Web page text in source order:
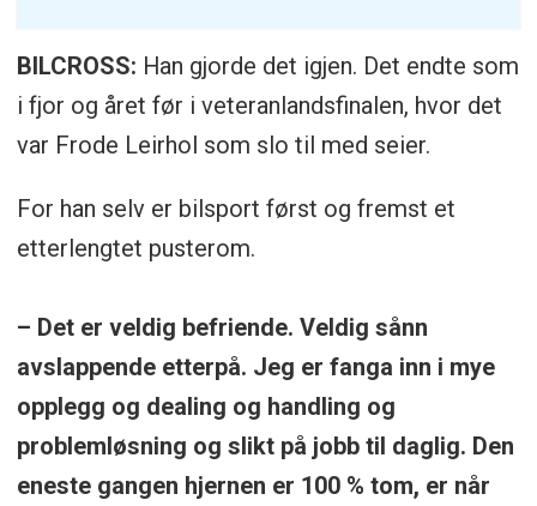
BILCROSS: Han gjorde det igjen. Det endte som
i fjor og året før i veteranlandsfinalen, hvor det
var Frode Leirhol som slo til med seier.
For han selv er bilsport først og fremst et
etterlengtet pusterom.
– Det er veldig befriende. Veldig sånn
avslappende etterpå. Jeg er fanga inn i mye
opplegg og dealing og handling og
problemløsning og slikt på jobb til daglig. Den
eneste gangen hjernen er 100 % tom, er når